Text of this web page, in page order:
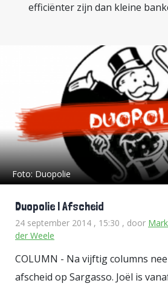
efficiënter zijn dan kleine
Foto:Duopolie
Duopolie | Afscheid
24 september 2014 , 15:30 , door
der Weele
COLUMN - Na vijftig columns
afscheid op Sargasso. Joël is